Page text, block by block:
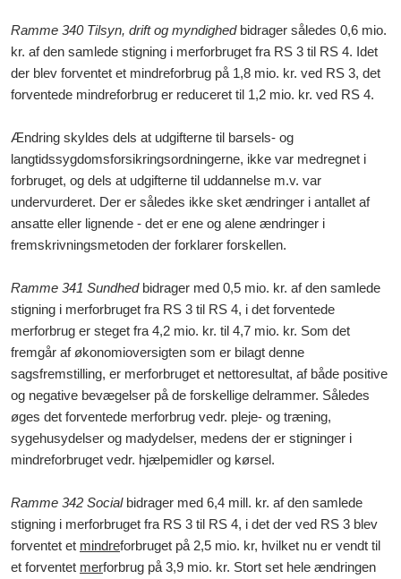
Ramme 340 Tilsyn, drift og myndighedbidrager således 0,6 mio.
kr. af den samlede stigning i merforbruget fra RS 3 til RS 4. Idet
der blev forventet et mindreforbrug på 1,8 mio. kr. ved RS 3, det
forventede mindreforbrug er reduceret til 1,2 mio. kr. ved RS 4.
Ændring skyldes dels at udgifterne til barsels- og
langtidssygdomsforsikringsordningerne, ikke var medregnet i
forbruget, og dels at udgifterne til uddannelse m.v. var
undervurderet. Der er således ikke sket ændringer i antallet af
ansatte eller lignende - det er ene og alene ændringer i
fremskrivningsmetoden der forklarer forskellen.
Ramme 341 Sundhedbidrager med 0,5 mio. kr. af den samlede
stigning i merforbruget fra RS 3 til RS 4, i det forventede
merforbrug er steget fra 4,2 mio. kr. til 4,7 mio. kr. Som det
fremgår af økonomioversigten som er bilagt denne
sagsfremstilling, er merforbruget et nettoresultat, af både positive
og negative bevægelser på de forskellige delrammer. Således
øges det forventede merforbrug vedr. pleje- og træning,
sygehusydelser og madydelser, medens der er stigninger i
mindreforbruget vedr. hjælpemidler og kørsel.
Ramme 342 Socialbidrager med 6,4 mill. kr. af den samlede
stigning i merforbruget fra RS 3 til RS 4, i det der ved RS 3 blev
forventet et mindreforbruget på 2,5 mio. kr, hvilket nu er vendt til
et forventet merforbrug på 3,9 mio. kr. Stort set hele ændringen